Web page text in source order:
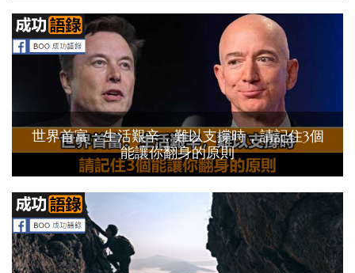
世界首富：生活艱辛，難以支撐時，請記住3個
能讓你翻身的原則